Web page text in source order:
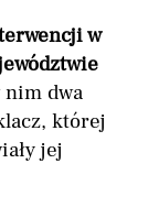
w
nim dwa
której
jej